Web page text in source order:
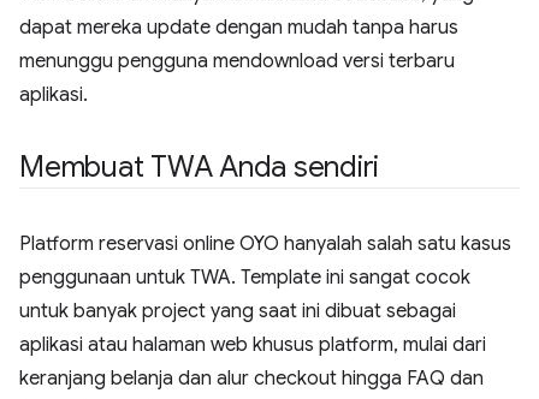
dapat mereka update dengan mudah tanpa harus
menunggu pengguna mendownload versi terbaru
aplikasi.
Membuat TWA Anda sendiri
Platform reservasi online OYO hanyalah salah satu kasus
penggunaan untuk TWA. Template ini sangat cocok
untuk banyak project yang saat ini dibuat sebagai
aplikasi atau halaman web khusus platform, mulai dari
keranjang belanja dan alur checkout hingga FAQ dan